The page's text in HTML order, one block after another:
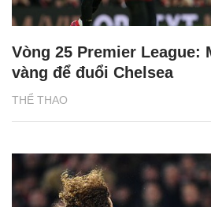
THỂ THAO
Vòng 25 Premier League:
vàng để đuổi Chelsea